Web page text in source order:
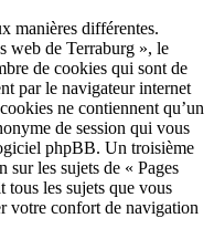
manières différentes.
web de Terraburg », le
de cookies qui sont de
par le navigateur internet
ne contiennent qu’un
de session qui vous
phpBB. Un troisième
sur les sujets de « Pages
les sujets que vous
votre confort de navigation